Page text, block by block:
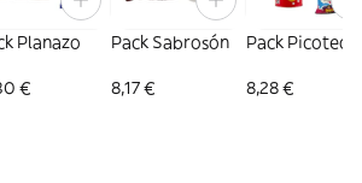
Planazo
€
Pack Sabrosón
8,17 €
Pack Picoteo
8,28 €